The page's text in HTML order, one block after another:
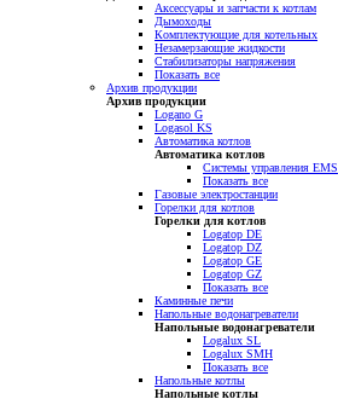
Аксессуары и запчасти к котлам
Дымоходы
Комплектующие для котельных
Незамерзающие жидкости
Стабилизаторы напряжения
Показать все
Архив продукции
Архив продукции
Logano G
Logasol KS
Автоматика котлов
Автоматика котлов
Системы управления EMS
Показать все
Газовые электростанции
Горелки для котлов
Горелки для котлов
Logatop DE
Logatop DZ
Logatop GE
Logatop GZ
Показать все
Каминные печи
Напольные водонагреватели
Напольные водонагреватели
Logalux SL
Logalux SMH
Показать все
Напольные котлы
Напольные котлы